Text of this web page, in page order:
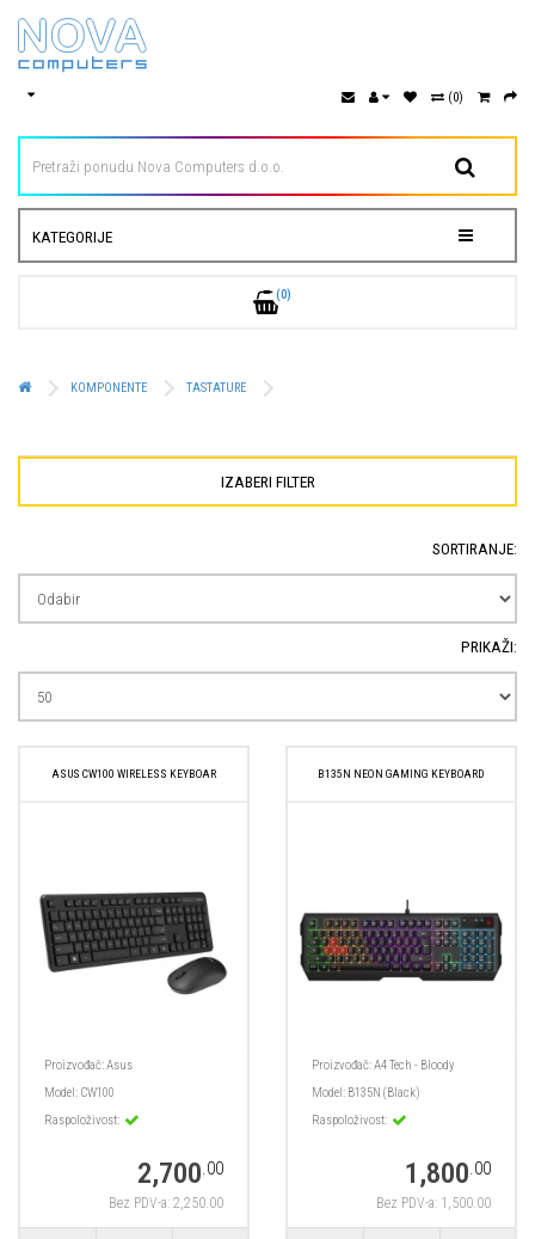
(0)
KATEGORIJE
(0)
KOMPONENTE TASTATURE
IZABERI FILTER
SORTIRANJE:
PRIKAŽI:
ASUS CW100 WIRELESS KEYBOAR
Proizvođač:Asus
Model: CW100
Raspoloživost:
2,700.00
Bez PDV-a: 2,250.00
B135N NEON GAMING KEYBOARD
Proizvođač:A4 Tech - Bloody
Model: B135N (Black)
Raspoloživost:
1,800.00
Bez PDV-a: 1,500.00